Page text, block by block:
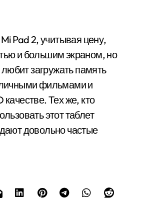
Pad 2, учитывая цену,
и большим экраном, но
любит загружать память
фильмами и
Тех же, кто
этот таблет
довольно частые